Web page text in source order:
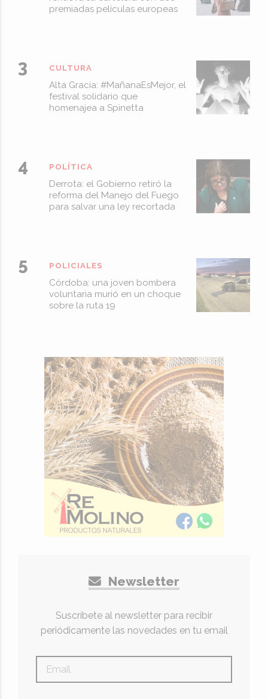
premiadas películas europeas
Alta Gracia: #MañanaEsMejor, el
festival solidario que
homenajea a Spinetta
CULTURA
Derrota: el Gobierno retiró la
reforma del Manejo del Fuego
para salvar una ley recortada
POLÍTICA
Córdoba: una joven bombera
voluntaria murió en un choque
sobre la ruta 19
POLICIALES
Newsletter
Suscríbete al newsletter para recibir
periódicamente las novedades en tu email